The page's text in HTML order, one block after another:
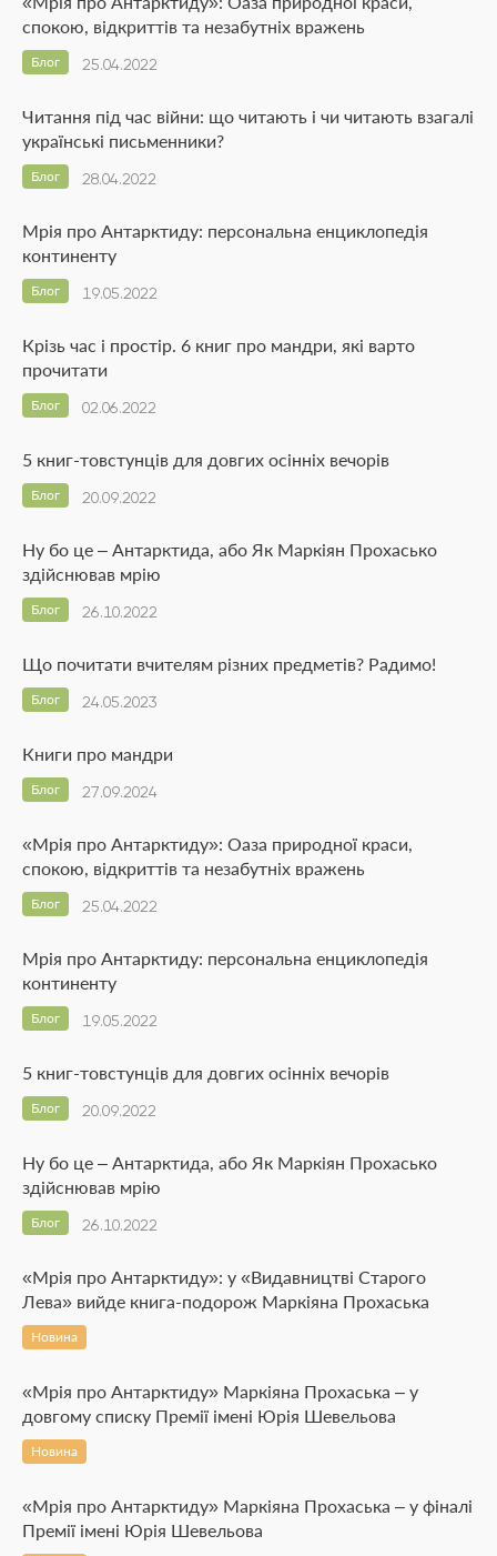
спокою, відкриттів та незабутніх вражень
25.04.2022
Блог
Читання під час війни: що читають і чи читають взагалі
українські письменники?
28.04.2022
Блог
Мрія про Антарктиду: персональна енциклопедія
континенту
19.05.2022
Блог
Крізь час і простір. 6 книг про мандри, які варто
прочитати
02.06.2022
Блог
5 книг-товстунців для довгих осінніх вечорів
20.09.2022
Блог
Ну бо це – Антарктида, або Як Маркіян Прохасько
здійснював мрію
26.10.2022
Блог
Що почитати вчителям різних предметів? Радимо!
24.05.2023
Блог
Книги про мандри
27.09.2024
Блог
«Мрія про Антарктиду»: Оаза природної краси,
спокою, відкриттів та незабутніх вражень
25.04.2022
Блог
Мрія про Антарктиду: персональна енциклопедія
континенту
19.05.2022
Блог
5 книг-товстунців для довгих осінніх вечорів
20.09.2022
Блог
Ну бо це – Антарктида, або Як Маркіян Прохасько
здійснював мрію
26.10.2022
Блог
«Мрія про Антарктиду»: у «Видавництві Старого
Лева» вийде книга-подорож Маркіяна Прохаська
Новина
«Мрія про Антарктиду» Маркіяна Прохаська – у
довгому списку Премії імені Юрія Шевельова
Новина
«Мрія про Антарктиду» Маркіяна Прохаська – у фіналі
Премії імені Юрія Шевельова